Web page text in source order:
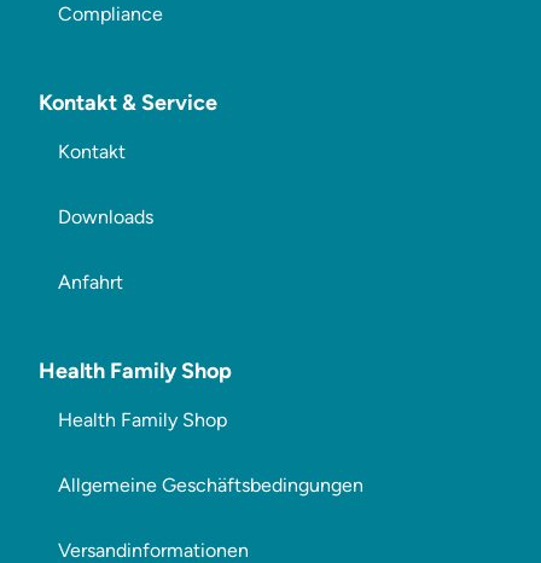
Compliance
Kontakt & Service
Kontakt
Downloads
Anfahrt
Health Family Shop
Health Family Shop
Allgemeine Geschäftsbedingungen
Versandinformationen